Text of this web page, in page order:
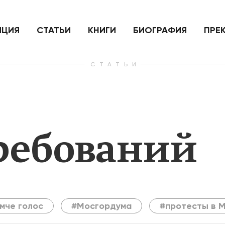
нанесенный по самим себе
СТАТЬИ КНИГИ БИОГРАФИЯ
СТАТЬИ
голос #Мосгордума #протесты в